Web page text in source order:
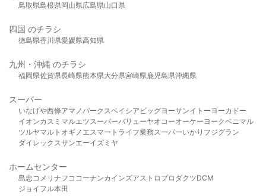
鳥取県島根県岡山県広島県山口県
四国 のチラシ
徳島県香川県愛媛県高知県
九州・沖縄 のチラシ
福岡県佐賀県長崎県熊本県大分県宮崎県鹿児島県沖縄県
スーパー
いなげや西條アマノパークスベイシア ビッグヨーサンイトーヨーカドー
イオンカスミ マルエツスーパーバリューヤオコーオーケー ヨークベニマル
ツルヤマルト オギノ エスマート ライフ業務スーパーいかり フジグラン
ダイレックスサンエーイズミヤ
ホームセンター
島忠 コメリ ナフコ コーナンカインズアストロプロダクツDCM
ジョイフル本田